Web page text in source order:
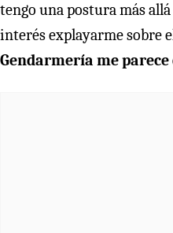
tengo una postura más
interés explayarme sobre
Gendarmería me